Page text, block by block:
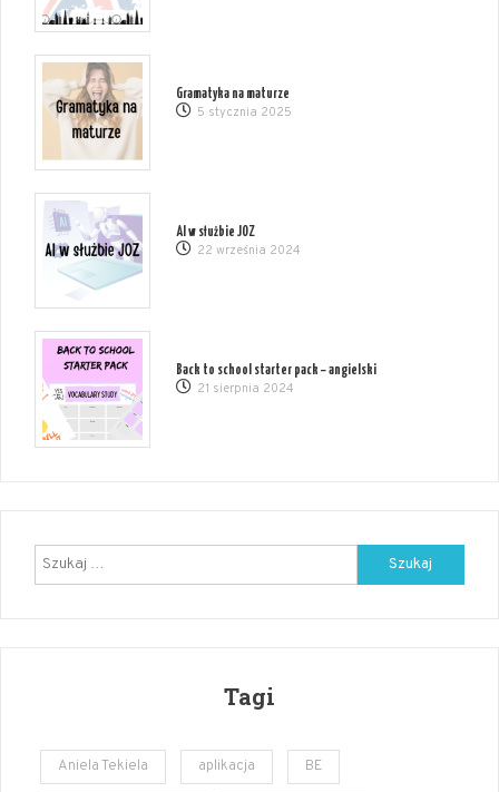
Gramatyka na maturze
5 stycznia 2025
AI w służbie JOZ
22 września 2024
Back to school starter pack – angielski
21 sierpnia 2024
Szukaj:
Tagi
Aniela Tekiela aplikacja BE